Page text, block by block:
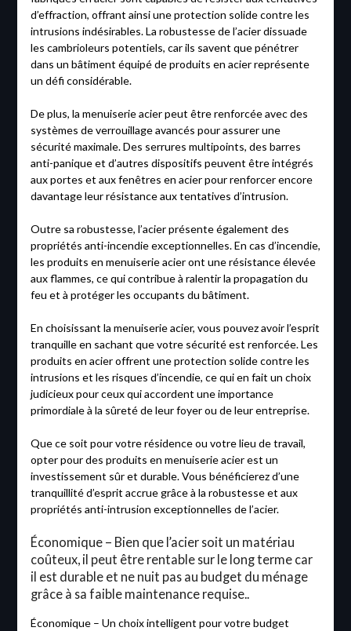
d’effraction, offrant ainsi une protection solide contre les
intrusions indésirables. La robustesse de l’acier dissuade
les cambrioleurs potentiels, car ils savent que pénétrer
dans un bâtiment équipé de produits en acier représente
un défi considérable.
De plus, la menuiserie acier peut être renforcée avec des
systèmes de verrouillage avancés pour assurer une
sécurité maximale. Des serrures multipoints, des barres
anti-panique et d’autres dispositifs peuvent être intégrés
aux portes et aux fenêtres en acier pour renforcer encore
davantage leur résistance aux tentatives d’intrusion.
Outre sa robustesse, l’acier présente également des
propriétés anti-incendie exceptionnelles. En cas d’incendie,
les produits en menuiserie acier ont une résistance élevée
aux flammes, ce qui contribue à ralentir la propagation du
feu et à protéger les occupants du bâtiment.
En choisissant la menuiserie acier, vous pouvez avoir l’esprit
tranquille en sachant que votre sécurité est renforcée. Les
produits en acier offrent une protection solide contre les
intrusions et les risques d’incendie, ce qui en fait un choix
judicieux pour ceux qui accordent une importance
primordiale à la sûreté de leur foyer ou de leur entreprise.
Que ce soit pour votre résidence ou votre lieu de travail,
opter pour des produits en menuiserie acier est un
investissement sûr et durable. Vous bénéficierez d’une
tranquillité d’esprit accrue grâce à la robustesse et aux
propriétés anti-intrusion exceptionnelles de l’acier.
Économique – Bien que l’acier soit un matériau
coûteux, il peut être rentable sur le long terme car
il est durable et ne nuit pas au budget du ménage
grâce à sa faible maintenance requise..
Économique – Un choix intelligent pour votre budget